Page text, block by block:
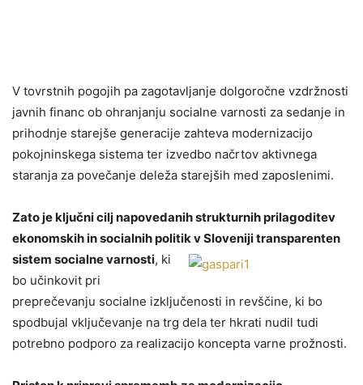
V tovrstnih pogojih pa zagotavljanje dolgoročne vzdržnosti
javnih financ ob ohranjanju socialne varnosti za sedanje in
prihodnje starejše generacije zahteva modernizacijo
pokojninskega sistema ter izvedbo načrtov aktivnega
staranja za povečanje deleža starejših med zaposlenimi.
Zato je ključni cilj napovedanih strukturnih prilagoditev
ekonomskih in socialnih politik v Slovenijitransparenten
sistem socialne varnosti, ki
bo učinkovit pri
preprečevanju socialne izključenosti in revščine, ki bo
spodbujal vključevanje na trg dela ter hkrati nudil tudi
potrebno podporo za realizacijo koncepta varne prožnosti.